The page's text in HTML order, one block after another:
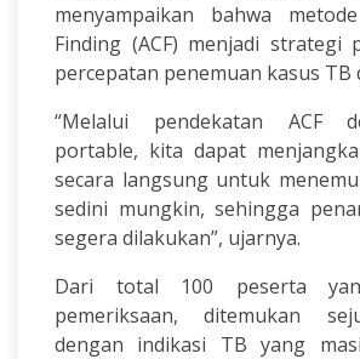
menyampaikan bahwa
Finding (ACF) menjadi strategi
percepatan penemuan kasus TB
“Melalui pendekatan ACF
portable, kita dapat
secara langsung untuk
sedini mungkin, sehingga
segera dilakukan”, ujarnya.
Dari total 100 peserta
pemeriksaan, ditemukan
dengan indikasi TB yang